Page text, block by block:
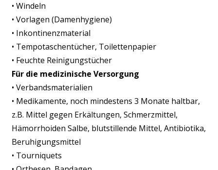
• Windeln
• Vorlagen (Damenhygiene)
• Inkontinenzmaterial
• Tempotaschentücher, Toilettenpapier
• Feuchte Reinigungstücher
Für die medizinische Versorgung
• Verbandsmaterialien
• Medikamente, noch mindestens 3 Monate haltbar,
z.B. Mittel gegen Erkältungen, Schmerzmittel,
Hämorrhoiden Salbe, blutstillende Mittel, Antibiotika,
Beruhigungsmittel
• Tourniquets